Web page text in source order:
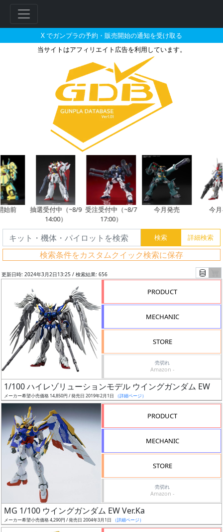
X でガンプラの予約・販売開始の通知を受け取る
当サイトはアフィリエイト広告を利用しています。
1/100 ハイレゾリューションモ
抽選受付中（~8/9
14:00）
受注受付中（~8/7
17:00）
今月発売 今月再
検索条件をカスタムクイック検索に保存
フ
リ
ー
ワ
ー
ド
グ
レ
更新日時: 2024年3月2日13:25 / 検索結果: 656
PRODUCT
MECHANIC
STORE
売切れ
Amazon -
1/100 ハイレゾリューションモデル ウイングガンダム EW
メーカー希望小売価格 14,850円 / 発売日 2019年2月1日 （詳細ページ）
PRODUCT
MECHANIC
STORE
売切れ
Amazon -
MG 1/100 ウイングガンダム EW Ver.Ka
メーカー希望小売価格 4,290円 / 発売日 2004年3月1日 （詳細ページ）